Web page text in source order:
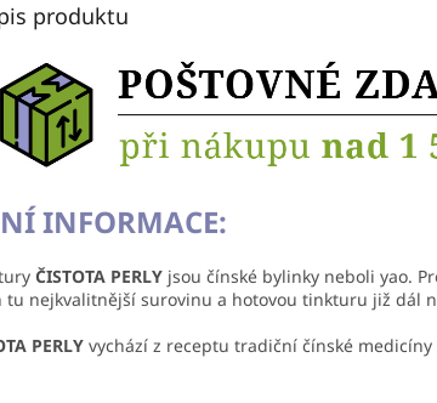
produktu
INFORMACE:
ČISTOTA PERLY jsou čínské bylinky neboli yao.
tu nejkvalitnější surovinu a hotovou tinkturu již dál
PERLY vychází z receptu tradiční čínské medicíny